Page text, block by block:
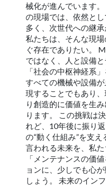
械化が進んでいます
の現場では、依然と
多く、次世代への継承
私たちは、そんな現
ぐ存在でありたい。
ではなく、人と設備
「社会の中枢神経系
すべての機械や設備
現することでもあり
り創造的に価値を生
ります。 この挑戦は
れど、10年後に振り
の“動く仕組み”を支
言われる未来を、私た
「メンテナンスの価
ョンに、少しでも心
しょう。 未来のイン